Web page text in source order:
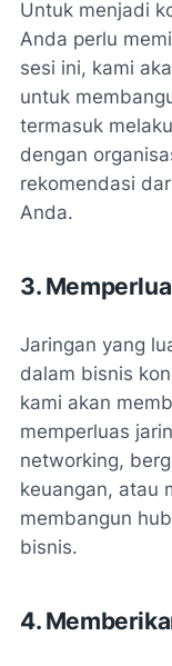
Untuk menjadi
Anda perlu
sesi ini, kami
untuk
termasuk
dengan
rekomendasi
Anda.
3.
Jaringan yang
dalam bisnis
kami akan
memperluas
networking,
keuangan, atau
membangun
bisnis.
4.